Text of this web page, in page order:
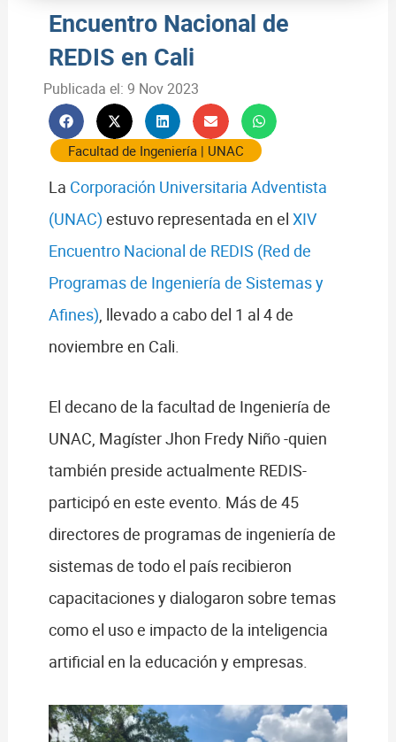
Encuentro Nacional de
REDIS en Cali
Publicada el: 9 Nov 2023
Facultad de Ingeniería| UNAC
La Corporación Universitaria Adventista
(UNAC) estuvo representada en el XIV
Encuentro Nacional de REDIS (Red de
Programas de Ingeniería de Sistemas y
Afines), llevado a cabo del 1 al 4 de
noviembre en Cali.
El decano de la facultad de Ingeniería de
UNAC, Magíster Jhon Fredy Niño -quien
también preside actualmente REDIS-
participó en este evento. Más de 45
directores de programas de ingeniería de
sistemas de todo el país recibieron
capacitaciones y dialogaron sobre temas
como el uso e impacto de la inteligencia
artificial en la educación y empresas.